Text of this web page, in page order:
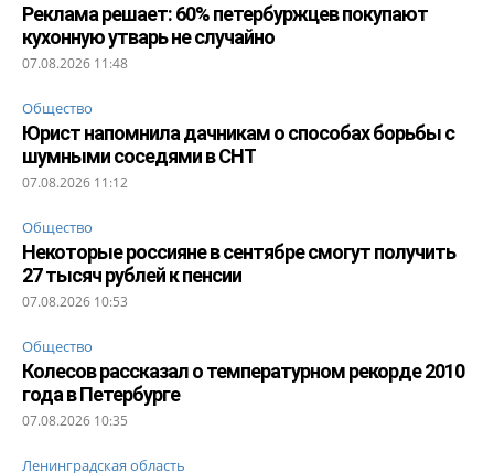
Реклама решает: 60% петербуржцев покупают
кухонную утварь не случайно
07.08.2026 11:48
Общество
Юрист напомнила дачникам о способах борьбы с
шумными соседями в СНТ
07.08.2026 11:12
Общество
Некоторые россияне в сентябре смогут получить
27 тысяч рублей к пенсии
07.08.2026 10:53
Общество
Колесов рассказал о температурном рекорде 2010
года в Петербурге
07.08.2026 10:35
Ленинградская область